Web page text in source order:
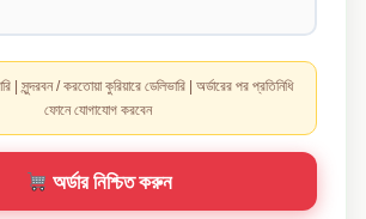
| সুন্দরবন / করতোয়া কুরিয়ারে ডেলিভারি | অর্ডারের পর প্রতিনিধি
ফোনে যোগাযোগ করবেন
অর্ডার নিশ্চিত করুন